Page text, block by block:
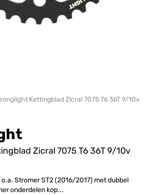
Kettingblad Zicral 7075 T6 36T 9/10v
Zicral 7075 T6 36T 9/10v
Stromer ST2 (2016/2017) met dubbel
onderdelen kop...